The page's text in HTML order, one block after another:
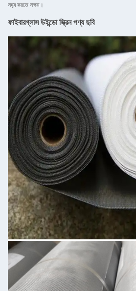
সহ্য করতে সক্ষম।
ফাইবারগ্লাস উইন্ডো স্ক্রিন পণ্য ছবি